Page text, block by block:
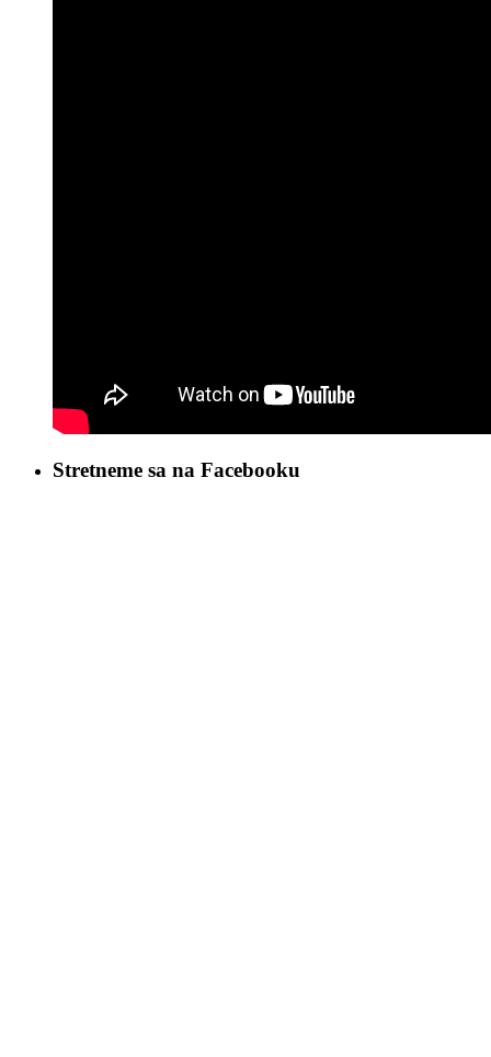
Stretneme sa na Facebooku